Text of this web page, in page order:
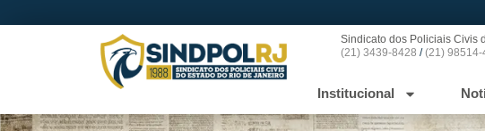
Sindicato dos Policiais Civis
(21) 3439-8428 /(21) 98514-
Institucional